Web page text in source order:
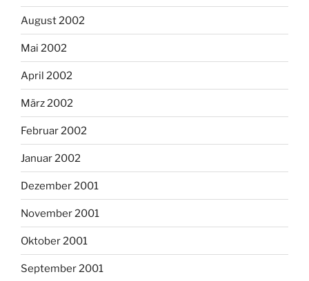
August 2002
Mai 2002
April 2002
März 2002
Februar 2002
Januar 2002
Dezember 2001
November 2001
Oktober 2001
September 2001